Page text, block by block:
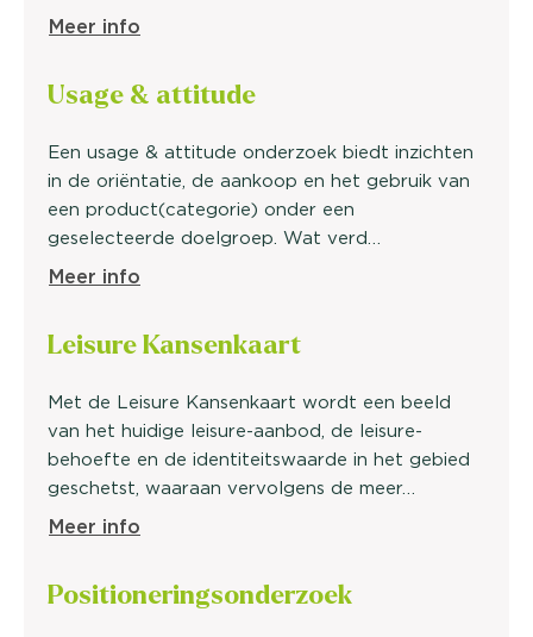
Meer info
Usage & attitude
Een usage & attitude onderzoek biedt inzichten
in de oriëntatie, de aankoop en het gebruik van
een product(categorie) onder een
geselecteerde doelgroep. Wat verd…
Meer info
Leisure Kansenkaart
Met de Leisure Kansenkaart wordt een beeld
van het huidige leisure-aanbod, de leisure-
behoefte en de identiteitswaarde in het gebied
geschetst, waaraan vervolgens de meer…
Meer info
Positioneringsonderzoek